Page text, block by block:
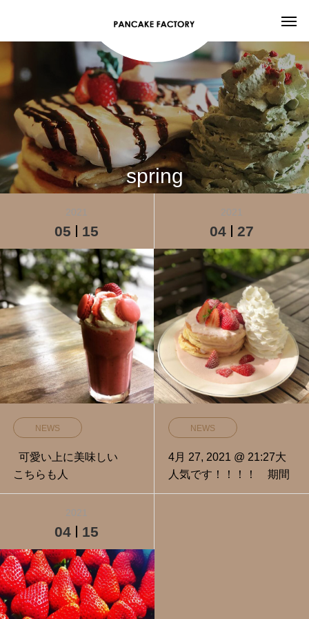
spring
2021
05 15
NEWS
可愛い上に美味しい
こちらも人
2021
04 27
NEWS
4月 27, 2021 @ 21:27大
人気です！！！！ 期間
2021
04 15